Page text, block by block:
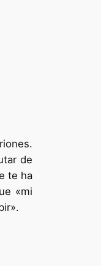
de
te ha
«mi